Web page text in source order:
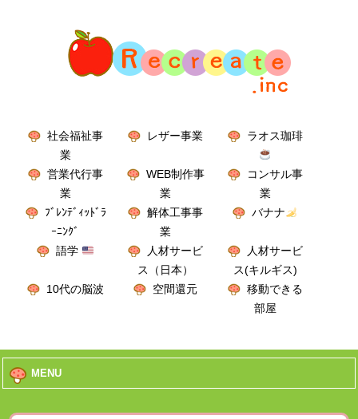
社会福祉事
業
レザー事業 ラオス珈琲
営業代行事
業
WEB制作事
業
コンサル事
業
ﾌﾞﾚﾝﾃﾞｨｯﾄﾞﾗ
ｰﾆﾝｸﾞ
解体工事事
業
バナナ
語学
人材サービ
ス（日本）
人材サービ
ス(キルギス)
10代の脳波
空間還元
移動できる
部屋
MENU